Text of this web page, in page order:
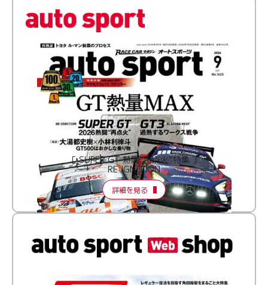
［ SUPER GT 熱闘“再点火”特集 ］
RE:IGNITION
詳細を見る